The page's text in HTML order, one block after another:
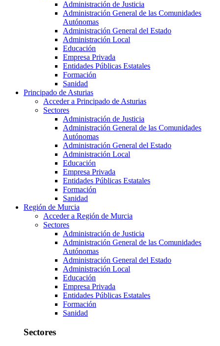
Administración de Justicia
Administración General de las Comunidades
Autónomas
Administración General del Estado
Administración Local
Educación
Empresa Privada
Entidades Públicas Estatales
Formación
Sanidad
Principado de Asturias
Acceder a Principado de Asturias
Sectores
Administración de Justicia
Administración General de las Comunidades
Autónomas
Administración General del Estado
Administración Local
Educación
Empresa Privada
Entidades Públicas Estatales
Formación
Sanidad
Región de Murcia
Acceder a Región de Murcia
Sectores
Administración de Justicia
Administración General de las Comunidades
Autónomas
Administración General del Estado
Administración Local
Educación
Empresa Privada
Entidades Públicas Estatales
Formación
Sanidad
Sectores